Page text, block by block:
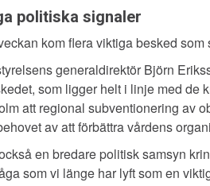
politiska signaler
kom flera viktiga besked
generaldirektör Björn
som ligger helt i linje med de
att regional subventionering av
av att förbättra vårdens
en bredare politisk samsyn
som vi länge har lyft som en